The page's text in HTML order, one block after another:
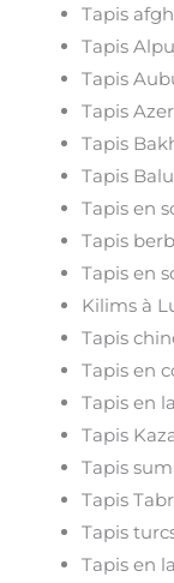
Tapis
Tapis
Tapis
Tapis
Tapis
Tapis
Tapis en
Tapis
Tapis en
Kilims à
Tapis
Tapis en
Tapis en
Tapis
Tapis
Tapis
Tapis
Tapis en